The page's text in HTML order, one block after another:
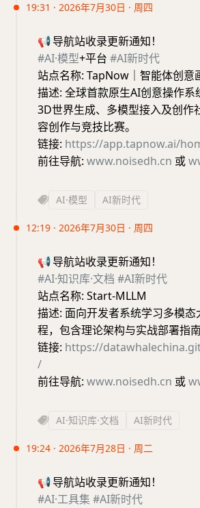
19:31 · 2026年7月30日 · 周四
📢导航站收录更新通知！
#AI·模型+平台 #AI新时代
站点名称: TapNow｜智能体创意
描述: 全球首款原生AI创意操作系
3D世界生成、多模型接入及创作
容创作与竞技比赛。
链接: https://app.tapnow.ai/
前往导航: www.noisedh.cn 或
AI·模型 AI新时代
12:19 · 2026年7月30日 · 周四
📢导航站收录更新通知！
#AI·知识库·文档 #AI新时代
站点名称: Start-MLLM
描述: 面向开发者系统学习多模
程，包含理论架构与实战部署指南
链接: https://
/
前往导航: www.noisedh.cn 或
AI·知识库·文档 AI新时代
19:24 · 2026年7月28日 · 周二
📢导航站收录更新通知！
#AI·工具集 #AI新时代